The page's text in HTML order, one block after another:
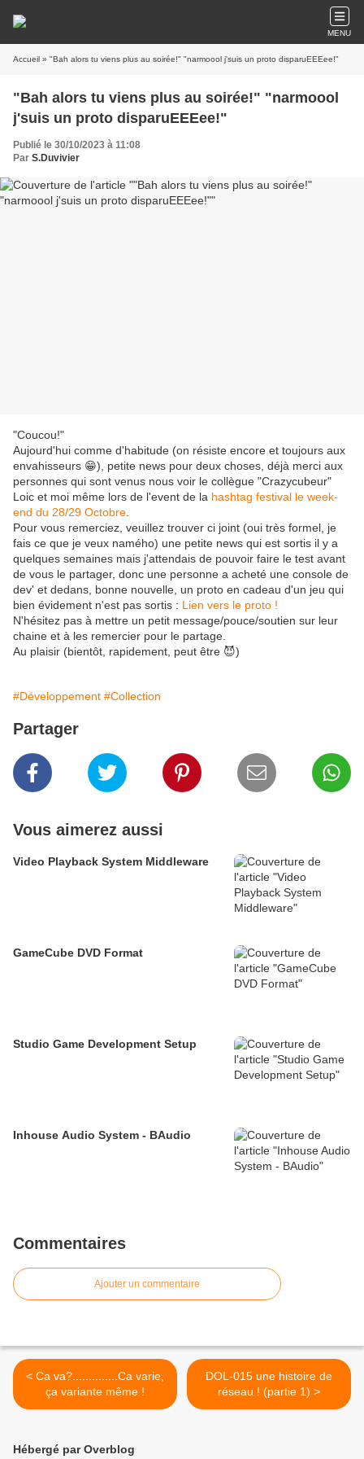
MENU
Accueil » "Bah alors tu viens plus au soirée!" "narmoool j'suis un proto disparuEEEee!"
"Bah alors tu viens plus au soirée!" "narmoool
j'suis un proto disparuEEEee!"
Publié le 30/10/2023 à 11:08
Par S.Duvivier
"Coucou!"
Aujourd'hui comme d'habitude (on résiste encore et toujours aux
envahisseurs 😁), petite news pour deux choses, déjà merci aux
personnes qui sont venus nous voir le collègue "Crazycubeur"
Loic et moi même lors de l'event de la hashtag festival le week-
end du 28/29 Octobre
Pour vous remerciez, veuillez trouver ci joint (oui très formel, je
fais ce que je veux namého) une petite news qui est sortis il y a
quelques semaines mais j'attendais de pouvoir faire le test avant
de vous le partager, donc une personne a acheté une console de
dev' et dedans, bonne nouvelle, un proto en cadeau d'un jeu qui
bien évidement n'est pas sortis : Lien vers le proto !
N'hésitez pas à mettre un petit message/pouce/soutien sur leur
chaine et à les remercier pour le partage.
Au plaisir (bientôt, rapidement, peut être 😈)
#Développement #Collection
Partager
Vous aimerez aussi
Video Playback System Middleware
GameCube DVD Format
Studio Game Development Setup
Inhouse Audio System - BAudio
Commentaires
Ajouter un commentaire
< Ca va?..............Ca varie,
ça variante même !
DOL-015 une histoire de
réseau ! (partie 1) >
Hébergé par Overblog